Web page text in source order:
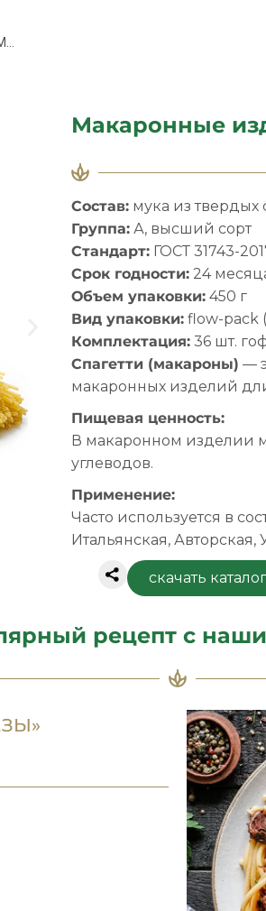
Макаронные
Состав:мука из твердых
Группа:А, высший сорт
Стандарт:ГОСТ 31743-
Срок годности:24
Объем упаковки:450 г
Вид упаковки:flow-pack
Комплектация:36 шт.
Спагетти (макароны) —
макаронных изделий
Пищевая ценность:
В макаронном изделии
углеводов.
Применение:
Часто используется в
Итальянская, Авторская,
скачать каталог
рецепт с